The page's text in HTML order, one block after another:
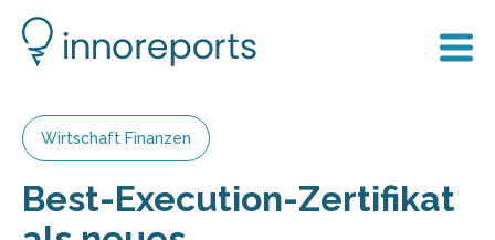
Wirtschaft Finanzen
Best-Execution-Zertifikat